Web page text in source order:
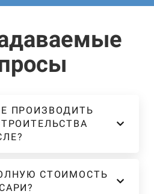
ПРОИЗВОДИТЬ
СТОИМОСТЬ